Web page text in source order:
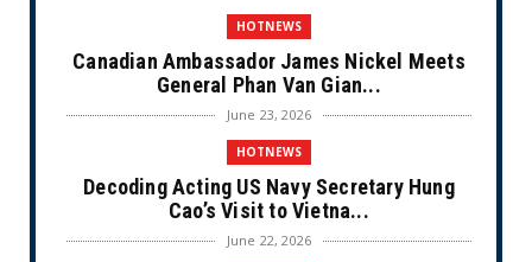
HOTNEWS
Canadian Ambassador James Nickel Meets
General Phan Van Gian...
June 23, 2026
HOTNEWS
Decoding Acting US Navy Secretary Hung
Cao’s Visit to Vietna...
June 22, 2026